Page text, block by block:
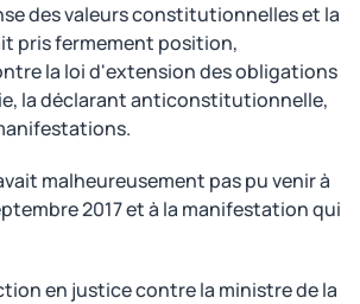
des valeurs constitutionnelles et la
pris fermement position,
la loi d'extension des obligations
la déclarant anticonstitutionnelle,
malheureusement pas pu venir à
2017 et à la manifestation qui
en justice contre la ministre de la